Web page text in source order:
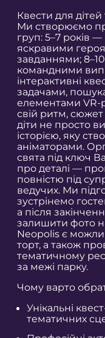
Квести для дітей
Ми створюємо
груп: 5–7 років —
яскравими
завданнями; 8–10
командними
інтерактивні
задачами,
елементами VR-
свій ритм,
діти не просто
історією, яку
аніматорами.
свята під ключ
про деталі —
повністю під
ведучих. Ми
зустрінемо
а після
залишити фото
Neopolis є
торт, а також
тематичному
за межі парку.
Чому варто
Унікальні
тематичних